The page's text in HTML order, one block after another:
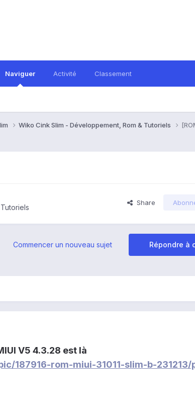
Naviguer Activité Classement
Wiko Cink Slim - Développement, Rom & Tutoriels
Share
Répondre à
Commencer un nouveau sujet
V5 4.3.28 est là
187916-rom-miui-31011-slim-b-231213/